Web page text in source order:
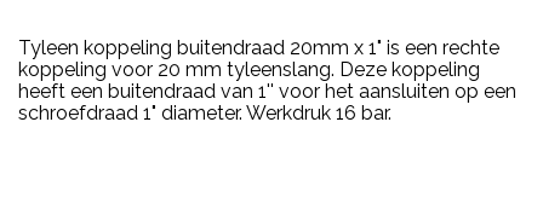
Tyleen koppeling buitendraad 20mm x 1" is een rechte
koppeling voor 20 mm tyleenslang. Deze koppeling
heeft een buitendraad van 1'' voor het aansluiten op een
schroefdraad 1" diameter. Werkdruk 16 bar.